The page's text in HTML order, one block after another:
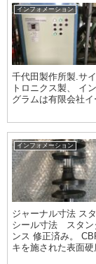
インフォメーション
千代田製作所製.サ
トロニクス製、 イ
グラムは有限会社
インフォメーション
ジャーナル寸法 ス
シール寸法 スタン
ンス 修正済み。
キを施された表面